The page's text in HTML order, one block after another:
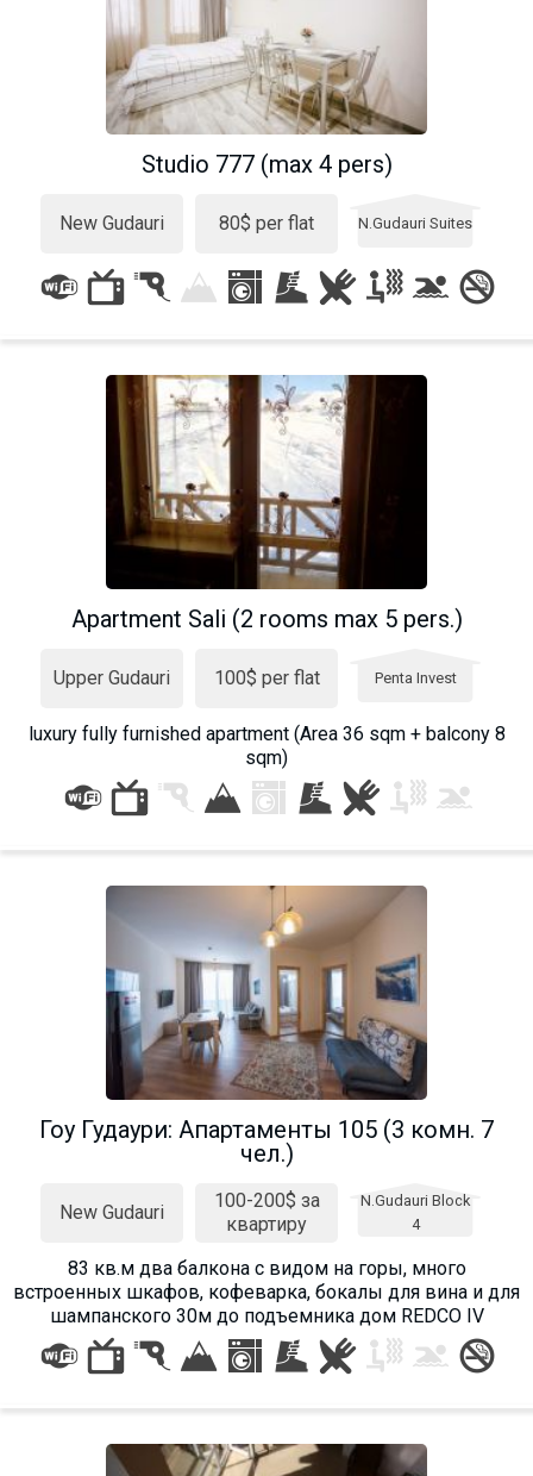
Studio 777 (max 4 pers)
New Gudauri 80$ per flat N.Gudauri Suites
Apartment Sali (2 rooms max 5 pers.)
Upper Gudauri 100$ per flat Penta Invest
luxury fully furnished apartment (Area 36 sqm + balcony 8
sqm)
Гоу Гудаури: Апартаменты 105 (3 комн. 7
чел.)
New Gudauri
100-200$ за
квартиру
N.Gudauri Block
4
83 кв.м два балкона с видом на горы, много
встроенных шкафов, кофеварка, бокалы для вина и для
шампанского 30м до подъемника дом REDCO IV